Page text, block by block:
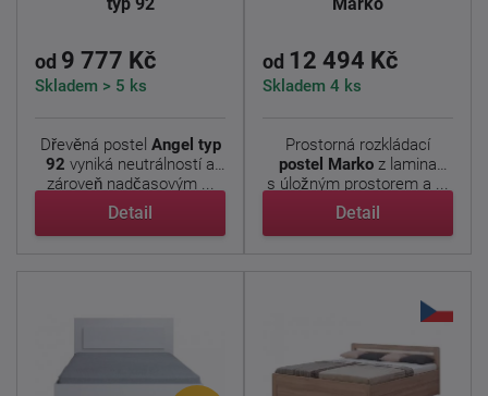
od 9 777 Kč
Skladem > 5 ks
Dřevěná postel Angel typ
92 vyniká neutrálností a
zároveň nadčasovým ...
Detail
od 12 494 Kč
Skladem 4 ks
Prostorná rozkládací
postel Marko z lamina
s úložným prostorem a ...
Detail